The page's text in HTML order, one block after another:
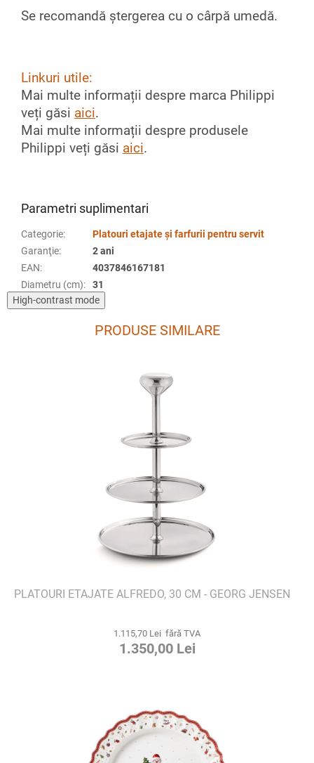
Se recomandă ștergerea cu o cârpă umedă.
Linkuri utile:
Mai multe informații despre marca Philippi
veți găsi aici.
Mai multe informații despre produsele
Philippi veți găsi aici.
Parametri suplimentari
Categorie:
Platouri etajate și farfurii pentru servit
Garanţie:
2 ani
EAN:
4037846167181
Diametru (cm):
31
High-contrast mode
PRODUSE SIMILARE
PLATOURI ETAJATE ALFREDO, 30 CM - GEORG JENSEN
1.115,70 Lei fără TVA
1.350,00 Lei